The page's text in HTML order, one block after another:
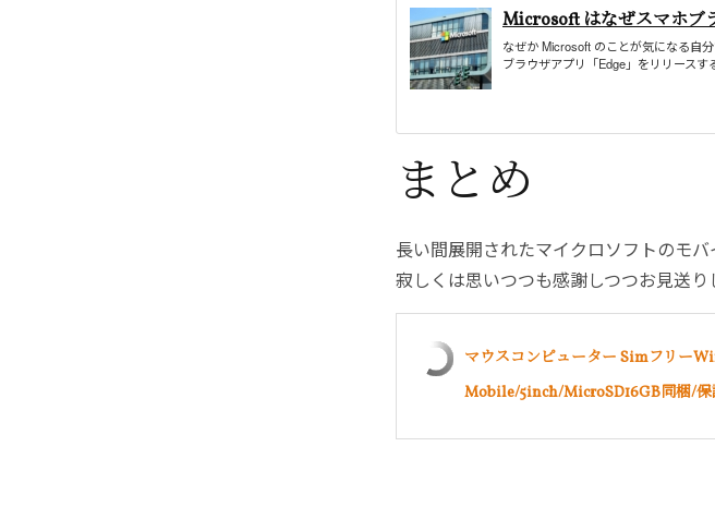
Microsoft はなぜスマホブ
なぜか Microsoft のことが気になる自
ブラウザアプリ「Edge」をリリースす
まとめ
長い間展開されたマイクロソフトのモ
寂しくは思いつつも感謝しつつお見送り
マウスコンピューター Simフリー
Mobile/5inch/MicroSD16GB同梱/